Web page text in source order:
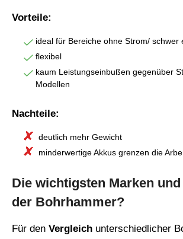
Vorteile:
ideal für Bereiche ohne Strom/ schwer
flexibel
kaum Leistungseinbußen gegenüber
Modellen
Nachteile:
deutlich mehr Gewicht
minderwertige Akkus grenzen die
Die wichtigsten Marken
der Bohrhammer?
Für den Vergleich unterschiedlicher